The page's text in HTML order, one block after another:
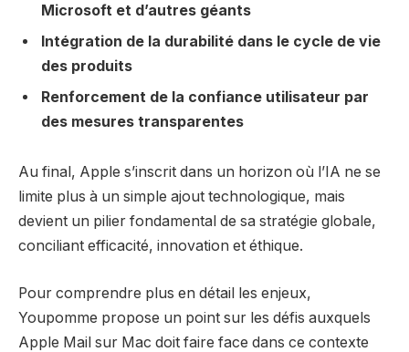
Microsoft et d’autres géants
Intégration de la durabilité dans le cycle de vie
des produits
Renforcement de la confiance utilisateur par
des mesures transparentes
Au final, Apple s’inscrit dans un horizon où l’IA ne se
limite plus à un simple ajout technologique, mais
devient un pilier fondamental de sa stratégie globale,
conciliant efficacité, innovation et éthique.
Pour comprendre plus en détail les enjeux,
Youpomme propose un point sur les défis auxquels
Apple Mail sur Mac doit faire face dans ce contexte